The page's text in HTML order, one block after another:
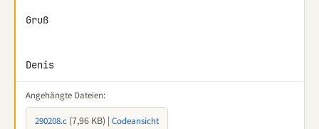
Gruß
Denis
Angehängte Dateien:
290208.c (7,96 KB) | Codeansicht